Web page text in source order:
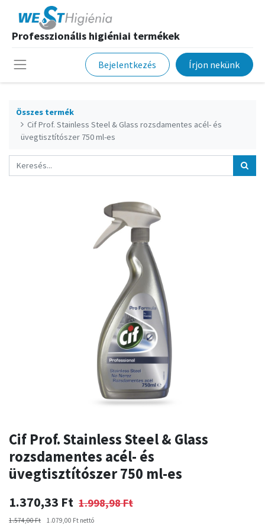
Professzionális higiéniai termékek
Bejelentkezés Írjon nekünk
Összes termék
Cif Prof. Stainless Steel & Glass rozsdamentes acél- és
üvegtisztítószer 750 ml-es
Cif Prof. Stainless Steel & Glass
rozsdamentes acél- és
üvegtisztítószer 750 ml-es
1.370,33 Ft 1.998,98Ft
1.574,00Ft 1.079,00 Ft nettó